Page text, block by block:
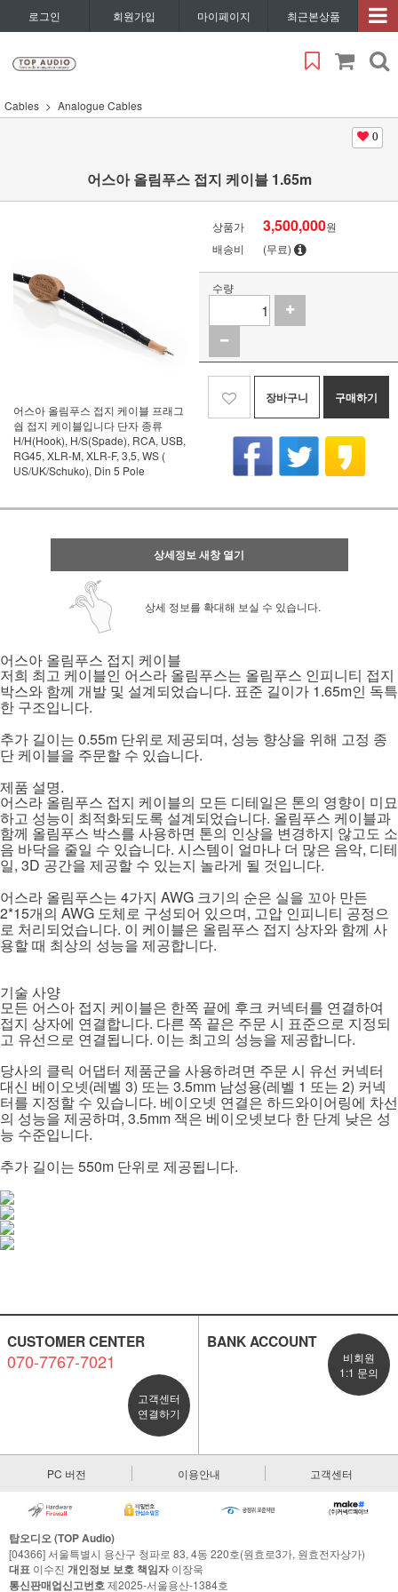
로그인 회원가입 마이페이지 최근본상품
Cables Analogue Cables
0
어스아 올림푸스 접지 케이블 1.65m
어스아 올림푸스 접지 케이블 프래그
쉅 접지 케이블입니다 단자 종류
H/H(Hook), H/S(Spade), RCA, USB,
RG45, XLR-M, XLR-F, 3,5, WS (
US/UK/Schuko), Din 5 Pole
상품가 3,500,000원
배송비
(무료)
수량
장바구니 구매하기
상세정보 새창 열기
상세 정보를 확대해 보실 수 있습니다.
어스아 올림푸스 접지 케이블
저희 최고 케이블인 어스라 올림푸스는 올림푸스 인피니티 접지
박스와 함께 개발 및 설계되었습니다. 표준 길이가 1.65m인 독특
한 구조입니다.
추가 길이는 0.55m 단위로 제공되며 , 성능 향상을 위해 고정 종
단 케이블을 주문할 수 있습니다.
제품 설명.
어스라 올림푸스 접지 케이블의 모든 디테일은 톤의 영향이 미묘
하고 성능이 최적화되도록 설계되었습니다. 올림푸스 케이블과
함께 올림푸스 박스를 사용하면 톤의 인상을 변경하지 않고도 소
음 바닥을 줄일 수 있습니다. 시스템이 얼마나 더 많은 음악, 디테
일, 3D 공간을 제공할 수 있는지 놀라게 될 것입니다.
어스라 올림푸스는 4가지 AWG 크기의 순은 실을 꼬아 만든
2*15개의 AWG 도체로 구성되어 있으며 , 고압 인피니티 공정으
로 처리되었습니다. 이 케이블은 올림푸스 접지 상자와 함께 사
용할 때 최상의 성능을 제공합니다.
기술 사양
모든 어스아 접지 케이블은 한쪽 끝에 후크 커넥터를 연결하여
접지 상자에 연결합니다. 다른 쪽 끝은 주문 시 표준으로 지정되
고 유선으로 연결됩니다. 이는 최고의 성능을 제공합니다.
당사의 클릭 어댑터 제품군을 사용하려면 주문 시 유선 커넥터
대신 베이오넷(레벨 3) 또는 3.5mm 남성용(레벨 1 또는 2) 커넥
터를 지정할 수 있습니다. 베이오넷 연결은 하드와이어링에 차선
의 성능을 제공하며 , 3.5mm 잭은 베이오넷보다 한 단계 낮은 성
능 수준입니다.
추가 길이는 550m 단위로 제공됩니다.
CUSTOMER CENTER
070-7767-7021
고객센터
연결하기
BANK ACCOUNT
비회원
1:1 문의
PC 버전 이용안내 고객센터
탑오디오 (TOP Audio)
[04366] 서울특별시 용산구 청파로 83, 4동 220호(원효로3가, 원효전자상가)
대표 이수진 개인정보 보호 책임자이장욱
통신판매업신고번호제2025-서울용산-1384호